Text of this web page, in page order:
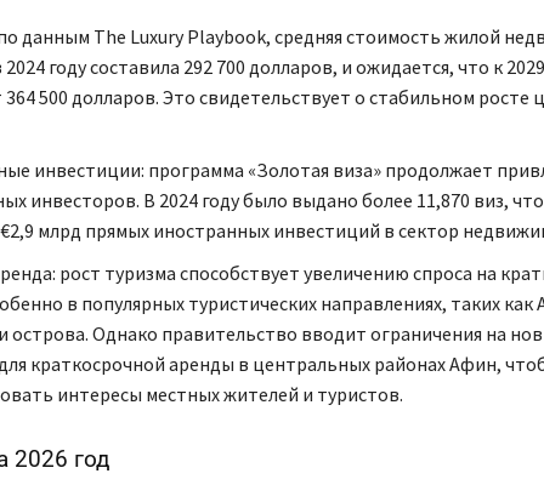
данным The Luxury Playbook, средняя стоимость жилой
году составила 292 700 долларов, и ожидается, что к
500 долларов. Это свидетельствует о стабильном росте
инвестиции: программа «Золотая виза» продолжает
инвесторов. В 2024 году было выдано более 11,870 виз,
млрд прямых иностранных инвестиций в сектор
рост туризма способствует увеличению спроса на
в популярных туристических направлениях, таких
острова. Однако правительство вводит ограничения на
краткосрочной аренды в центральных районах Афин,
интересы местных жителей и туристов.
2026 год